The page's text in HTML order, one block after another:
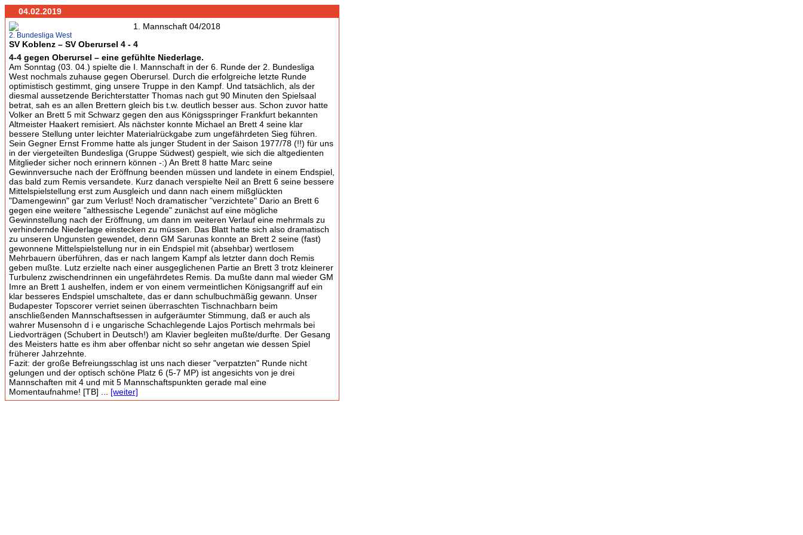
04.02.2019
2. Bundesliga West
SV Koblenz – SV Oberursel 4 - 4
4-4 gegen Oberursel – eine gefühlte Niederlage.
Am Sonntag (03. 04.) spielte die I. Mannschaft in der 6. Runde der 2. Bundesliga
West nochmals zuhause gegen Oberursel. Durch die erfolgreiche letzte Runde
optimistisch gestimmt, ging unsere Truppe in den Kampf. Und tatsächlich, als der
diesmal aussetzende Berichterstatter Thomas nach gut 90 Minuten den Spielsaal
betrat, sah es an allen Brettern gleich bis t.w. deutlich besser aus. Schon zuvor hatte
Volker an Brett 5 mit Schwarz gegen den aus Königsspringer Frankfurt bekannten
Altmeister Haakert remisiert. Als nächster konnte Michael an Brett 4 seine klar
bessere Stellung unter leichter Materialrückgabe zum ungefährdeten Sieg führen.
Sein Gegner Ernst Fromme hatte als junger Student in der Saison 1977/78 (!!) für uns
in der viergeteilten Bundesliga (Gruppe Südwest) gespielt, wie sich die altgedienten
Mitglieder sicher noch erinnern können -:) An Brett 8 hatte Marc seine
Gewinnversuche nach der Eröffnung beenden müssen und landete in einem Endspiel,
das bald zum Remis versandete. Kurz danach verspielte Neil an Brett 6 seine bessere
Mittelspielstellung erst zum Ausgleich und dann nach einem mißglückten
"Damengewinn" gar zum Verlust! Noch dramatischer "verzichtete" Dario an Brett 6
gegen eine weitere "althessische Legende" zunächst auf eine mögliche
Gewinnstellung nach der Eröffnung, um dann im weiteren Verlauf eine mehrmals zu
verhindernde Niederlage einstecken zu müssen. Das Blatt hatte sich also dramatisch
zu unseren Ungunsten gewendet, denn GM Sarunas konnte an Brett 2 seine (fast)
gewonnene Mittelspielstellung nur in ein Endspiel mit (absehbar) wertlosem
Mehrbauern überführen, das er nach langem Kampf als letzter dann doch Remis
geben mußte. Lutz erzielte nach einer ausgeglichenen Partie an Brett 3 trotz kleinerer
Turbulenz zwischendrinnen ein ungefährdetes Remis. Da mußte dann mal wieder GM
Imre an Brett 1 aushelfen, indem er von einem vermeintlichen Königsangriff auf ein
klar besseres Endspiel umschaltete, das er dann schulbuchmäßig gewann. Unser
Budapester Topscorer verriet seinen überraschten Tischnachbarn beim
anschließenden Mannschaftsessen in aufgeräumter Stimmung, daß er auch als
wahrer Musensohn d i e ungarische Schachlegende Lajos Portisch mehrmals bei
Liedvorträgen (Schubert in Deutsch!) am Klavier begleiten mußte/durfte. Der Gesang
des Meisters hatte es ihm aber offenbar nicht so sehr angetan wie dessen Spiel
früherer Jahrzehnte.
Fazit: der große Befreiungsschlag ist uns nach dieser "verpatzten" Runde nicht
gelungen und der optisch schöne Platz 6 (5-7 MP) ist angesichts von je drei
Mannschaften mit 4 und mit 5 Mannschaftspunkten gerade mal eine
Momentaufnahme! [TB] ... [weiter]